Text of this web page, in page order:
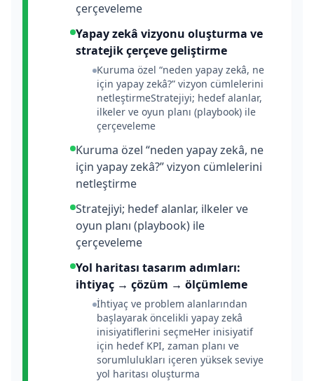
çerçeveleme
Yapay zekâ vizyonu oluşturma ve
stratejik çerçeve geliştirme
Kuruma özel “neden yapay zekâ, ne
için yapay zekâ?” vizyon cümlelerini
netleştirmeStratejiyi; hedef alanlar,
ilkeler ve oyun planı (playbook) ile
çerçeveleme‍
Kuruma özel “neden yapay zekâ, ne
için yapay zekâ?” vizyon cümlelerini
netleştirme
Stratejiyi; hedef alanlar, ilkeler ve
oyun planı (playbook) ile
çerçeveleme‍
‍Yol haritası tasarım adımları:
ihtiyaç → çözüm → ölçümleme‍
İhtiyaç ve problem alanlarından
başlayarak öncelikli yapay zekâ
inisiyatiflerini seçmeHer inisiyatif
için hedef KPI, zaman planı ve
sorumlulukları içeren yüksek seviye
yol haritası oluşturma